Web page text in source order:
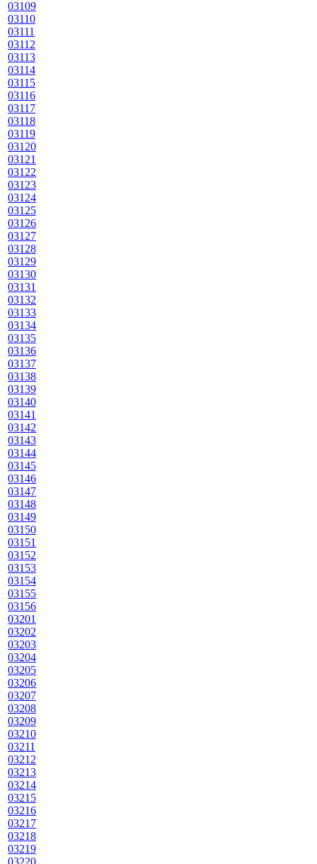
03109
03110
03111
03112
03113
03114
03115
03116
03117
03118
03119
03120
03121
03122
03123
03124
03125
03126
03127
03128
03129
03130
03131
03132
03133
03134
03135
03136
03137
03138
03139
03140
03141
03142
03143
03144
03145
03146
03147
03148
03149
03150
03151
03152
03153
03154
03155
03156
03201
03202
03203
03204
03205
03206
03207
03208
03209
03210
03211
03212
03213
03214
03215
03216
03217
03218
03219
03220